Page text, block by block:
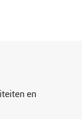
en